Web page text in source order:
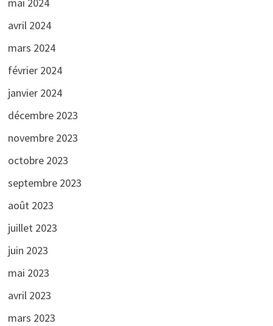
mai 2024
avril 2024
mars 2024
février 2024
janvier 2024
décembre 2023
novembre 2023
octobre 2023
septembre 2023
août 2023
juillet 2023
juin 2023
mai 2023
avril 2023
mars 2023